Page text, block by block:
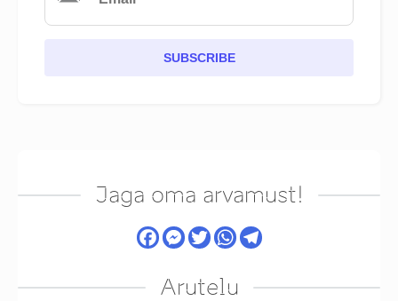
SUBSCRIBE
Jaga oma arvamust!
Arutelu